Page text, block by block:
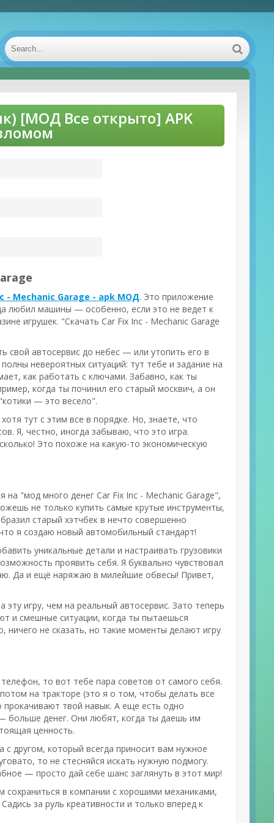
[МОД Все открыто] APK
- Mechanic Garage - apk МОД. Это приложение
любил машины — особенно, если это не ведет к
игрушек. "Скачать Car Fix Inc - Mechanic Garage
свой автосервис до небес — или утопить его в
невероятных ситуаций: тут тебе и задание на
как работать с ключами. Забавно, как ты
когда ты починил его старый москвич, а он
— это весело".
тут с этим все в порядке. Но, знаете, что
Я, честно, иногда забываю, что это игра.
Это похоже на какую-то экономическую
"мод много денег Car Fix Inc - Mechanic Garage",
не только купить самые крутые инструменты,
старый хэтчбек в нечто совершенно
я создаю новый автомобильный стандарт!
уникальные детали и настраивать грузовики
проявить себя. Я буквально чувствовал
Да и ещё наряжаю в милейшие обвесы! Привет,
игру, чем на реальный автосервис. Зато теперь
и смешные ситуации, когда ты пытаешься
ничего не сказать, но такие моменты делают игру
то вот тебе пара советов от самого себя.
на тракторе (это я о том, чтобы делать все
прокачивают твой навык. А еще есть одно
больше денег. Они любят, когда ты даешь им
ценность.
другом, который всегда приносит вам нужное
то не стесняйся искать нужную подмогу.
— просто дай себе шанс заглянуть в этот мир!
сохраниться в компании с хорошими механиками,
за руль креативности и только вперед к